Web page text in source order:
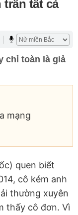
trần tất cả
chỉ toàn là giả
mạng
quen biết
cô kém anh
thường xuyên
thấy cô đơn. Vì